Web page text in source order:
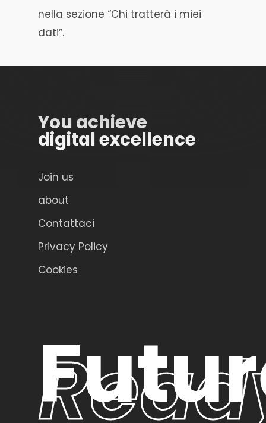
nella sezione “Chi tratterà i miei
dati”.
You achieve
digital excellence
Join us
about
Contattaci
Privacy Policy
Cookies